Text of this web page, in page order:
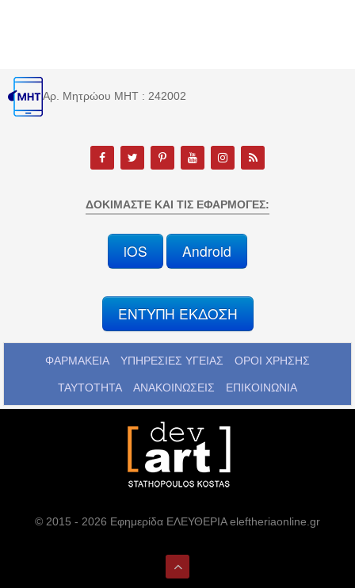
Αρ. Μητρώου MHT : 242002
ΔΟΚΙΜΆΣΤΕ ΚΑΙ ΤΙΣ ΕΦΑΡΜΟΓΈΣ:
iOS Android
ΕΝΤΥΠΗ ΕΚΔΟΣΗ
ΦΑΡΜΑΚΕΙΑ ΥΠΗΡΕΣΙΕΣ ΥΓΕΙΑΣ ΟΡΟΙ ΧΡΗΣΗΣ
ΤΑΥΤΟΤΗΤΑ ΑΝΑΚΟΙΝΩΣΕΙΣ ΕΠΙΚΟΙΝΩΝΙΑ
© 2015 - 2026 Εφημερίδα ΕΛΕΥΘΕΡΙΑ eleftheriaonline.gr